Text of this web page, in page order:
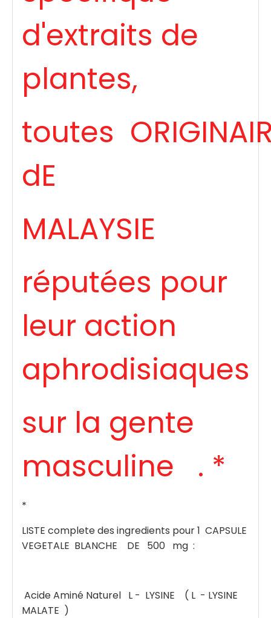
d'extraits de
plantes,
toutes
dE
MALAYSIE
réputées pour
leur action
aphrodisiaques
sur la gente
masculine . *
*
LISTE complete des ingredients pour 1 CAPSULE
VEGETALE BLANCHE DE 500 mg :
Acide Aminé Naturel L - LYSINE ( L - LYSINE
MALATE )